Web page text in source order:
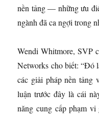
nền tảng — những ưu
ngành đã ca ngợi trong
Wendi Whitmore, SVP
Networks cho biết: “Đó
các giải pháp nền tảng
luận trước đây là cái
năng cung cấp phạm